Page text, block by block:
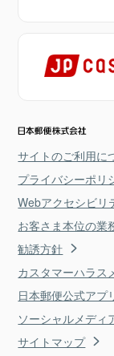
サイトのご利用に
プライバシーポリ
Webアクセシビリ
お客さま本位の業
勧誘方針
カスタマーハラス
日本郵便公式アプ
ソーシャルメディ
サイトマップ